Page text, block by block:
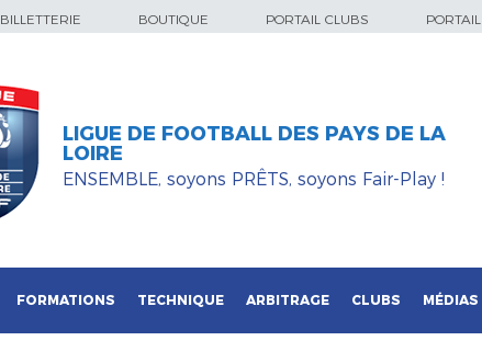
BILLETTERIE BOUTIQUE PORTAIL CLUBS
LIGUE DE FOOTBALL DES PAYS DE LA
LOIRE
ENSEMBLE, soyons PRÊTS, soyons Fair-Play !
FORMATIONS TECHNIQUE ARBITRAGE CLUBS MÉDIAS